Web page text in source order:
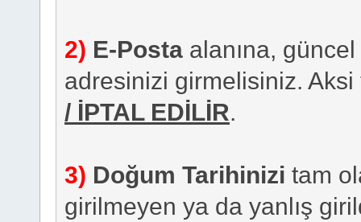
2) E-Posta alanına,
adresinizi girmelisiniz.
/ İPTAL EDİLİR.
3) Doğum Tarihinizi tam
girilmeyen ya da yanlış